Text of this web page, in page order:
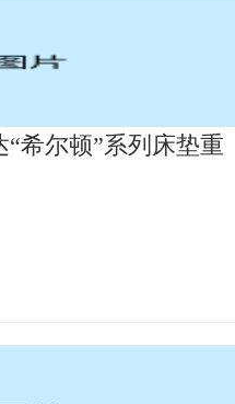
希尔顿”系列床垫重